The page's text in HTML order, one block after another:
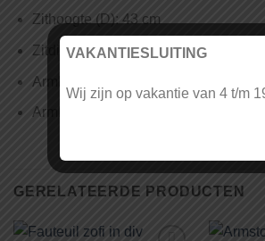
Zithoogte (D):43 cm
Zitdiepte (E):53 cm
Armleuning hoogte (F):
Armleuning breedte (G):
GERELATEERDE PRODUCTEN
VAKANTIESLUITING
Wij zijn op vakantie van 4 t/m